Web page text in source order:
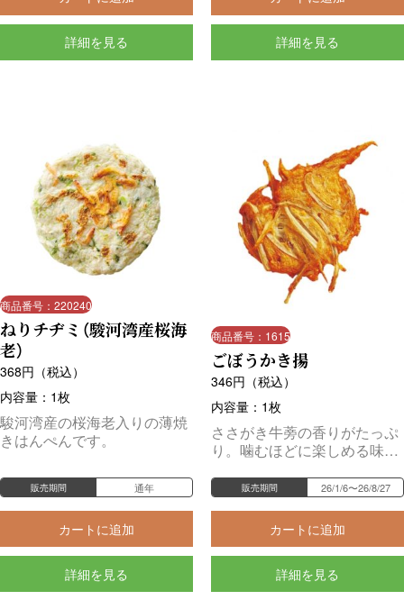
詳細を見る 詳細を見る
商品番号：220240
ねりチヂミ（駿河湾産桜海
老）
368円（税込）
内容量：1枚
駿河湾産の桜海老入りの薄焼
きはんぺんです。
販売期間 通年
カートに追加
詳細を見る
商品番号：1615
ごぼうかき揚
346円（税込）
内容量：1枚
ささがき牛蒡の香りがたっぷ
り。噛むほどに楽しめる味わ
販売期間 26/1/6〜26/8/27
カートに追加
詳細を見る